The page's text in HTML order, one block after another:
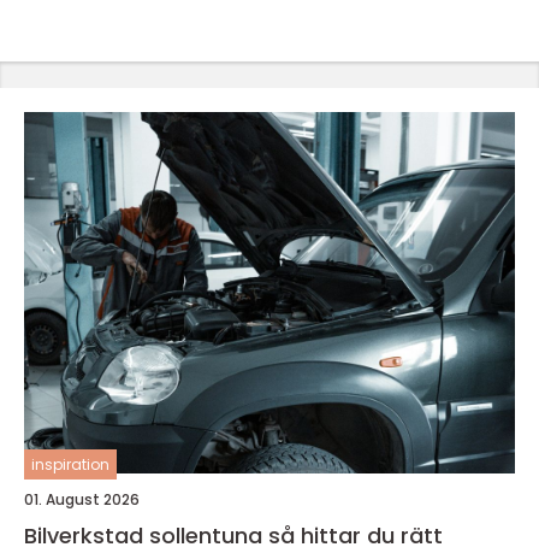
inspiration
01. August 2026
Bilverkstad sollentuna så hittar du rätt